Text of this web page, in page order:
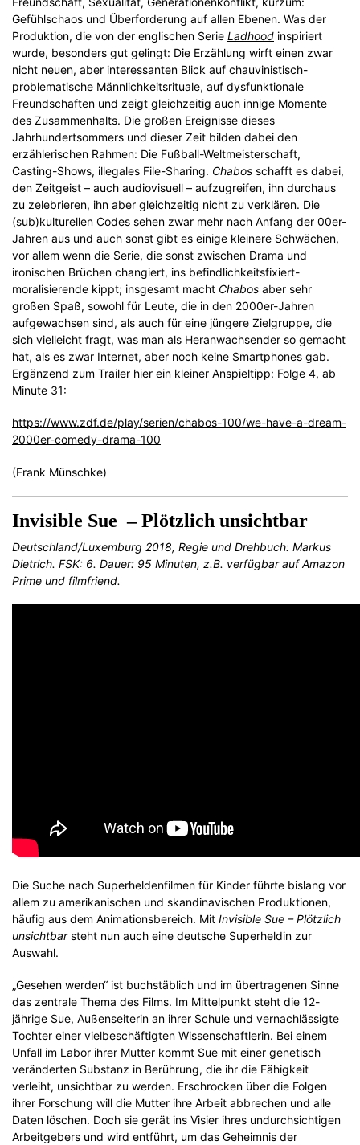
Gefühlschaos und Überforderung auf allen Ebenen. Was der
Produktion, die von der englischen Serie Ladhood inspiriert
wurde, besonders gut gelingt: Die Erzählung wirft einen zwar
nicht neuen, aber interessanten Blick auf chauvinistisch-
problematische Männlichkeitsrituale, auf dysfunktionale
Freundschaften und zeigt gleichzeitig auch innige Momente
des Zusammenhalts. Die großen Ereignisse dieses
Jahrhundertsommers und dieser Zeit bilden dabei den
erzählerischen Rahmen: Die Fußball-Weltmeisterschaft,
Casting-Shows, illegales File-Sharing. Chabos schafft es dabei,
den Zeitgeist – auch audiovisuell – aufzugreifen, ihn durchaus
zu zelebrieren, ihn aber gleichzeitig nicht zu verklären. Die
(sub)kulturellen Codes sehen zwar mehr nach Anfang der 00er-
Jahren aus und auch sonst gibt es einige kleinere Schwächen,
vor allem wenn die Serie, die sonst zwischen Drama und
ironischen Brüchen changiert, ins befindlichkeitsfixiert-
moralisierende kippt; insgesamt macht Chabos aber sehr
großen Spaß, sowohl für Leute, die in den 2000er-Jahren
aufgewachsen sind, als auch für eine jüngere Zielgruppe, die
sich vielleicht fragt, was man als Heranwachsender so gemacht
hat, als es zwar Internet, aber noch keine Smartphones gab.
Ergänzend zum Trailer hier ein kleiner Anspieltipp: Folge 4, ab
Minute 31:
https://www.zdf.de/play/serien/chabos-100/we-have-a-dream-
2000er-comedy-drama-100
(Frank Münschke)
Invisible Sue – Plötzlich unsichtbar
Deutschland/Luxemburg 2018, Regie und Drehbuch: Markus
Dietrich. FSK: 6. Dauer: 95 Minuten, z.B. verfügbar auf Amazon
Prime und filmfriend.
Die Suche nach Superheldenfilmen für Kinder führte bislang vor
allem zu amerikanischen und skandinavischen Produktionen,
häufig aus dem Animationsbereich. Mit Invisible Sue – Plötzlich
unsichtbarsteht nun auch eine deutsche Superheldin zur
Auswahl.
„Gesehen werden“ ist buchstäblich und im übertragenen Sinne
das zentrale Thema des Films. Im Mittelpunkt steht die 12-
jährige Sue, Außenseiterin an ihrer Schule und vernachlässigte
Tochter einer vielbeschäftigten Wissenschaftlerin. Bei einem
Unfall im Labor ihrer Mutter kommt Sue mit einer genetisch
veränderten Substanz in Berührung, die ihr die Fähigkeit
verleiht, unsichtbar zu werden. Erschrocken über die Folgen
ihrer Forschung will die Mutter ihre Arbeit abbrechen und alle
Daten löschen. Doch sie gerät ins Visier ihres undurchsichtigen
Arbeitgebers und wird entführt, um das Geheimnis der